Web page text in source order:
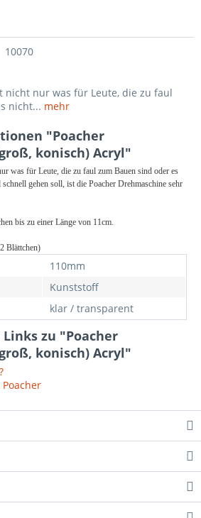
10070
nicht nur was für Leute, die zu faul
nicht... mehr
"Poacher
konisch) Acryl"
was für Leute, die zu faul zum Bauen sind oder es
gehen soll, ist die Poacher Drehmaschine sehr
bis zu einer Länge von 11cm.
Blättchen)
110mm
Kunststoff
klar / transparent
zu "Poacher
konisch) Acryl"